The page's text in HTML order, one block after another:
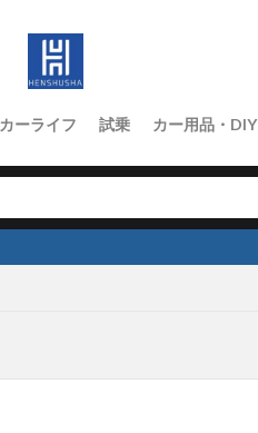
カーライフ 試乗 カー用品・DIY